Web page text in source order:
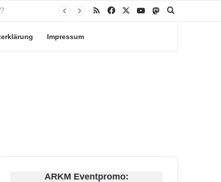
RSS Facebook YouTubeMastodon
Impressum
ARKM Eventpromo: